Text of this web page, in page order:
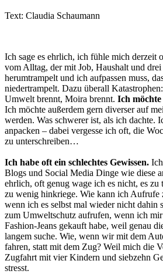
Text: Claudia Schaumann
Ich sage es ehrlich, ich fühle mich derzeit
vom Alltag, der mit Job, Haushalt und
herumtrampelt und ich aufpassen muss,
niedertrampelt. Dazu überall
Umwelt brennt, Moira brennt. Ich
Ich möchte außerdem gern diverser auf
werden. Was schwerer ist, als ich dachte.
anpacken – dabei vergesse ich oft, die
zu unterschreiben…
Ich habe oft ein schlechtes Gewissen.
Blogs und Social Media Dinge wie diese
ehrlich, oft genug wage ich es nicht, es zu
zu wenig hinkriege. Wie kann ich Aufrufe
wenn ich es selbst mal wieder nicht dahin
zum Umweltschutz aufrufen, wenn ich mir
Fashion-Jeans gekauft habe, weil genau
langem suche. Wie, wenn wir mit dem
fahren, statt mit dem Zug? Weil mich die
Zugfahrt mit vier Kindern und siebzehn
stresst.